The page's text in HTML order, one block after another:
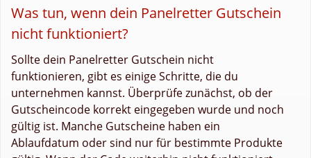
Was tun, wenn dein Panelretter Gutschein
nicht funktioniert?
Sollte dein Panelretter Gutschein nicht
funktionieren, gibt es einige Schritte, die du
unternehmen kannst. Überprüfe zunächst, ob der
Gutscheincode korrekt eingegeben wurde und noch
gültig ist. Manche Gutscheine haben ein
Ablaufdatum oder sind nur für bestimmte Produkte